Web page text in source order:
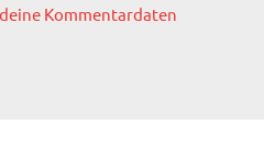
Kommentardaten